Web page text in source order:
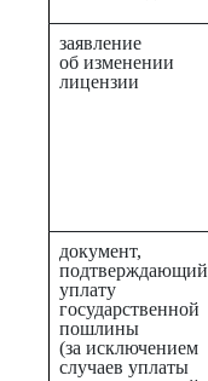
заявление
об изменении
лицензии
документ,
подтверждающий
уплату
государственной
пошлины
(за исключением
случаев уплаты